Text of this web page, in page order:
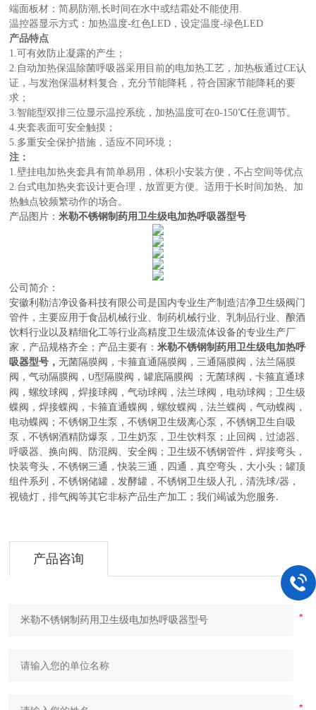
端面板材：简易防潮,长时间在水中或结霜处不能使用.
温控器显示方式：加热温度-红色LED，设定温度-绿色LED
产品特点
1.可有效防止凝露的产生；
2.自动加热保温除菌呼吸器采用目前的电加热工艺，加热板通过CE认
证，与发泡保温材料复合，充分节能降耗，符合国家节能降耗的要
求；
3.智能型双排三位显示温控系统，加热温度可在0-150℃任意调节。
4.夹套表面可安全触摸；
5.多重安全保护措施，适应不同环境；
注：
1.壁挂电加热夹套具有简单易用，体积小安装方便，不占空间等优点
2.台式电加热夹套设计更合理，放置更方便。适用于长时间加热、加
热触点较频繁动作的场合。
产品图片：米勒不锈钢制药用卫生级电加热呼吸器型号
公司简介：
安徽利勒洁净设备科技有限公司是 国内专业生产制造洁净卫生级阀门
管件，主要应用于食品机械行业、制药机械行业、乳制品行业、酿酒
饮料行业以及精细化工等行业高精度卫生级流体设备的专业生产厂
家， 产品规格齐全；产品主要有：米勒不锈钢制药用卫生级电加热呼
吸器型号，无菌隔膜阀 ，卡箍直通隔膜阀，三通隔膜阀，法兰隔膜
阀，气动隔膜阀， U型隔膜阀，罐底隔膜阀 ；无菌球阀 ，卡箍直通球
阀，螺纹球阀，焊接球阀，气动球阀，法兰球阀，电动球阀 ；卫生级
蝶阀 ，焊接蝶阀，卡箍直通蝶阀，螺纹蝶阀，法兰蝶阀，气动蝶阀，
电动蝶阀 ；不锈钢卫生泵 ，不锈钢卫生级离心泵，不锈钢卫生自吸
泵，不锈钢酒精防爆泵，卫生奶泵，卫生饮料泵 ； 止回阀，过滤器、
呼吸器、换向阀、防混阀、安全阀 ；卫生级不锈钢管件 ，焊接弯头，
快装弯头，不锈钢三通，快装三通，四通，真空弯头，大小头 ；罐顶
组件系列 ，不锈钢储罐，发酵罐，不锈钢卫生级人孔，清洗球/器，
视镜灯，排气阀等其它非标产品生产加工 ；我们竭诚为您服务.
产品咨询